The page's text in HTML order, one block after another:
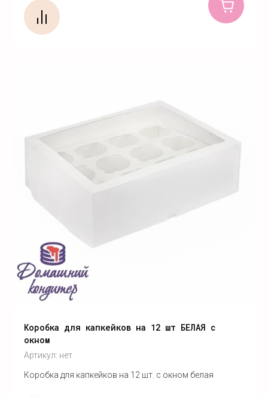
Коробка для капкейков на 12 шт БЕЛАЯ с
окном
Артикул: нет
Коробка для капкейков на 12 шт. с окном белая